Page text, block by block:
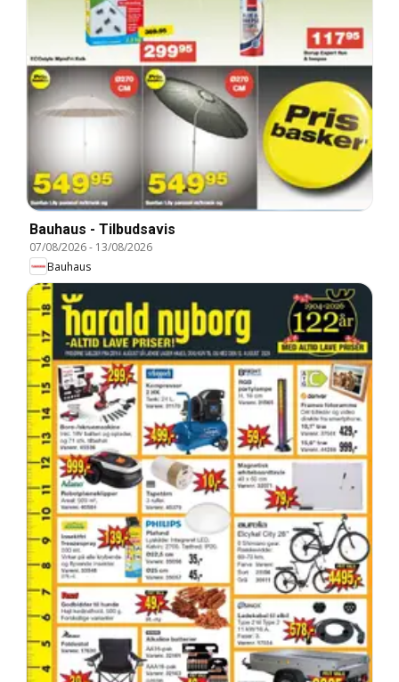
Bauhaus - Tilbudsavis
07/08/2026- 13/08/2026
Bauhaus